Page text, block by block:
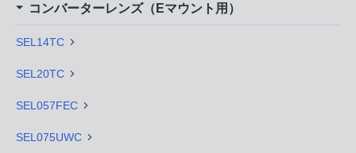
コンバーターレンズ（Eマウント用）
SEL14TC
SEL20TC
SEL057FEC
SEL075UWC